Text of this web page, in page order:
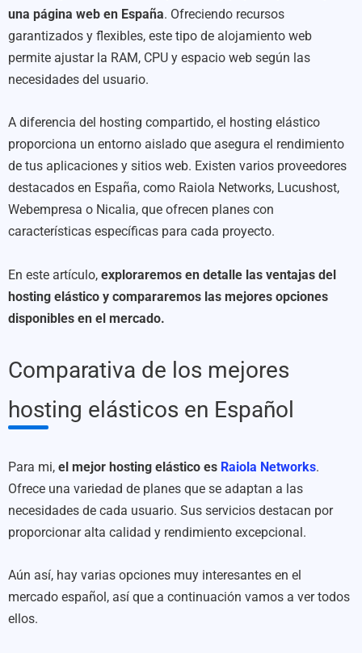
una página web en España. Ofreciendo recursos
garantizados y flexibles, este tipo de alojamiento web
permite ajustar la RAM, CPU y espacio web según las
necesidades del usuario.
A diferencia del hosting compartido, el hosting elástico
proporciona un entorno aislado que asegura el rendimiento
de tus aplicaciones y sitios web. Existen varios proveedores
destacados en España, como Raiola Networks, Lucushost,
Webempresa o Nicalia, que ofrecen planes con
características específicas para cada proyecto.
En este artículo, exploraremos en detalle las ventajas del
hosting elástico y compararemos las mejores opciones
disponibles en el mercado.
Comparativa de los mejores
hosting elásticos en Español
Para mi, el mejor hosting elástico es Raiola Networks.
Ofrece una variedad de planes que se adaptan a las
necesidades de cada usuario. Sus servicios destacan por
proporcionar alta calidad y rendimiento excepcional.
Aún así, hay varias opciones muy interesantes en el
mercado español, así que a continuación vamos a ver todos
ellos.